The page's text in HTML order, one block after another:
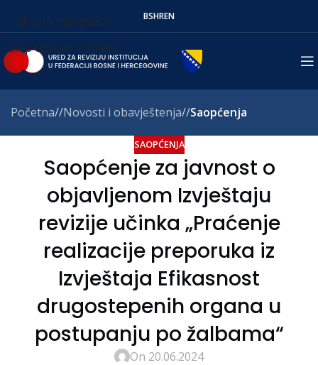
Skip to navigation
Skip to main content
BSHREN
Početna/ Novosti i obavještenja/ Saopćenja
SAOPĆENJA
Saopćenje za javnost o
objavljenom Izvještaju
revizije učinka „Praćenje
realizacije preporuka iz
Izvještaja Efikasnost
drugostepenih organa u
postupanju po žalbama“
On 20.06.2024